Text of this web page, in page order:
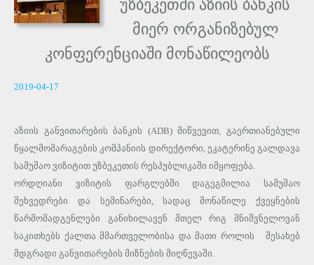
უზბეკეთში აზიის ბანკის
მიერ ორგანიზებულ
კონფერენციაში მონაწილეობს
2019-04-17
აზიის განვითარების ბანკის (ADB) მიწვევით, გაერთიანებული
წყალმომარაგების კომპანიის დირექტორი, ეკატერინე გალდავა
სამუშაო ვიზიტით უზბეკეთის რესპუბლიკაში იმყოფება.
ორდღიანი ვიზიტის ფარგლებში დაგეგმილია სამუშაო
შეხვედრები და სემინარები, სადაც მონაწილე ქვეყნების
წარმომადგენლები განიხილავენ მთელ რიგ მნიშვნელოვან
საკითხებს ქალთა მმართველობისა და მათი როლის შესახებ
მდგრადი განვითარების მიზნების მიღწევაში.